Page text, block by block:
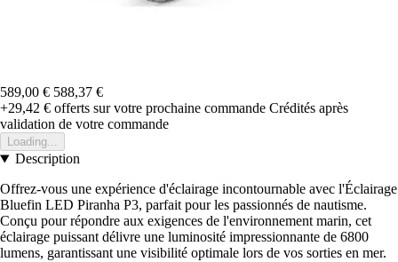
589,00 € 588,37 €
+29,42 € offerts sur votre prochaine commande Crédités après
validation de votre commande
Loading...
Description
Offrez-vous une expérience d'éclairage incontournable avec l'Éclairage
Bluefin LED Piranha P3, parfait pour les passionnés de nautisme.
Conçu pour répondre aux exigences de l'environnement marin, cet
éclairage puissant délivre une luminosité impressionnante de 6800
lumens, garantissant une visibilité optimale lors de vos sorties en mer.